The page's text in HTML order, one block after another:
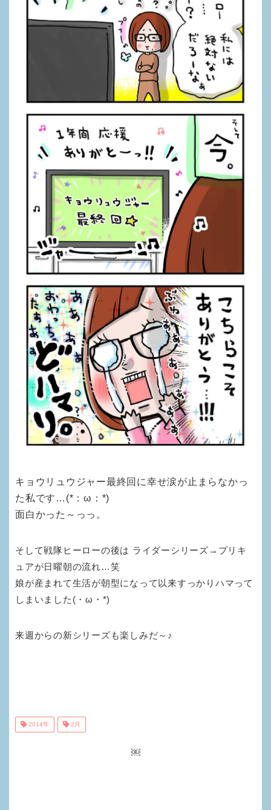
キョウリュウジャー最終回に幸せ涙が止まらなかっ
た私です…(*：ω：*)
面白かった～っっ。
そして戦隊ヒーローの後は ライダーシリーズ→プリキ
ュアが日曜朝の流れ…笑
娘が産まれて生活が朝型になって以来すっかりハマって
しまいました(・ω・*)
来週からの新シリーズも楽しみだ～♪
2014年 2月
￼